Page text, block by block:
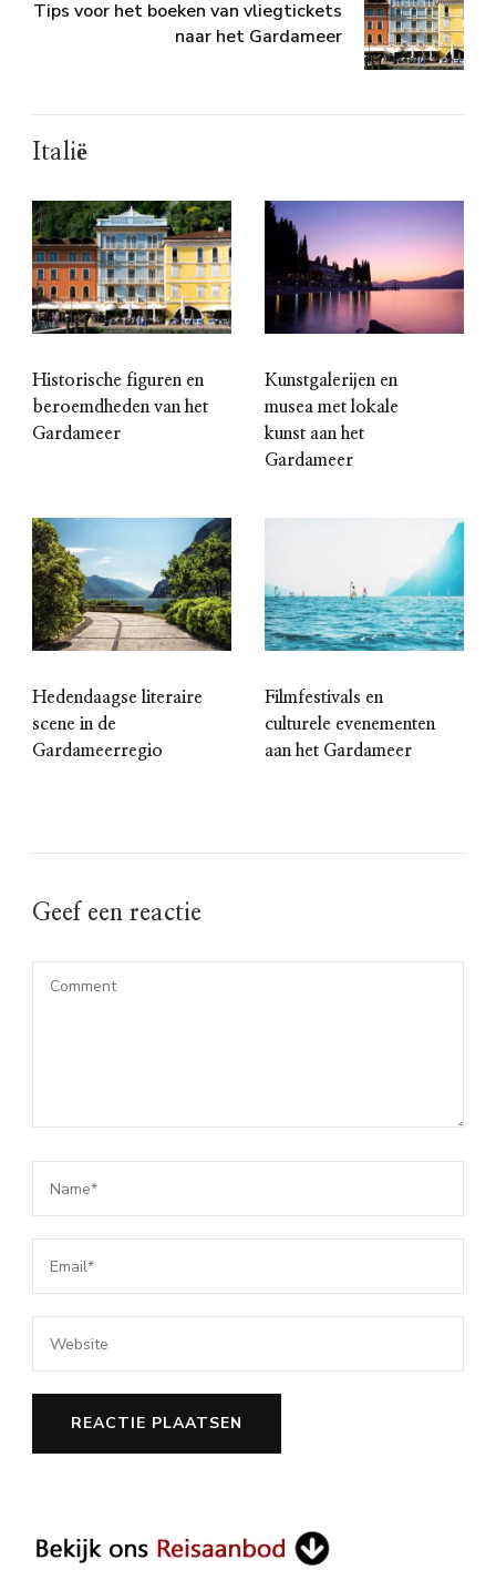
Tips voor het boeken van vliegtickets
naar het Gardameer
Italië
Historische figuren en
beroemdheden van het
Gardameer
Kunstgalerijen en
musea met lokale
kunst aan het
Gardameer
Hedendaagse literaire
scene in de
Gardameerregio
Filmfestivals en
culturele evenementen
aan het Gardameer
Geef een reactie